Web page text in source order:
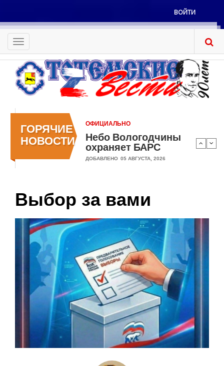
основному
содержанию
Меню
учётной
записи
пользователя
ВОЙТИ
Toggle
navigation
ГОРЯЧИЕ
НОВОСТИ
ОФИЦИАЛЬНО
Небо Вологодчины
охраняет БАРС
ДОБАВЛЕНО 05 АВГУСТА, 2026
Выбор за вами